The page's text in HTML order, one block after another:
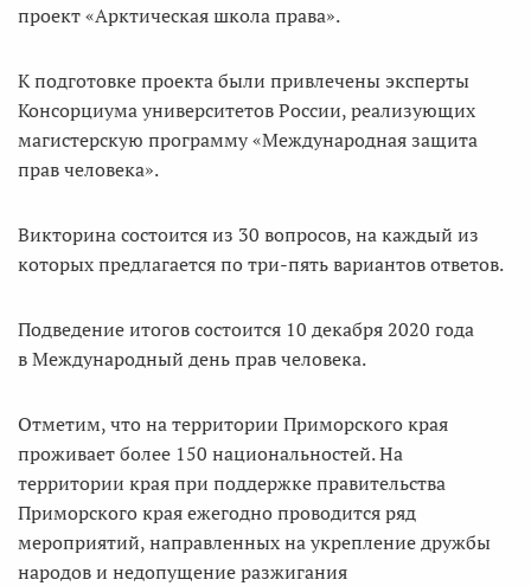
проект «Арктическая школа права».
К подготовке проекта были привлечены эксперты
Консорциума университетов России, реализующих
магистерскую программу «Международная защита
прав человека».
Викторина состоится из 30 вопросов, на каждый из
которых предлагается по три-пять вариантов ответов.
Подведение итогов состоится 10 декабря 2020 года
в Международный день прав человека.
Отметим, что на территории Приморского края
проживает более 150 национальностей. На
территории края при поддержке правительства
Приморского края ежегодно проводится ряд
мероприятий, направленных на укрепление дружбы
народов и недопущение разжигания